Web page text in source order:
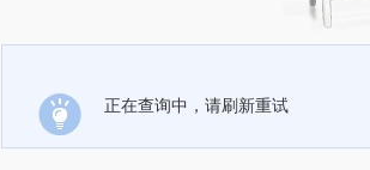
正在查询中，请刷新重试